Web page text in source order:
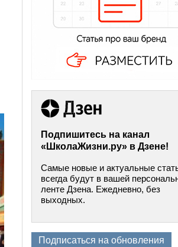
Подпишитесь на канал
«ШколаЖизни.ру» в Дзене!
Самые новые и актуальные
всегда будут в вашей
ленте Дзена. Ежедневно, без
выходных.
Подписаться на обновления